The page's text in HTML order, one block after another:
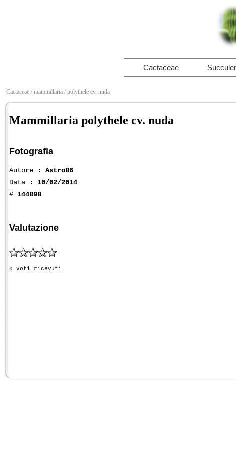
Cactaceae
Cactaceae / mammillaria / polythele cv. nuda
Mammillaria polythele cv. nuda
Fotografia
Autore : Astro86
Data : 10/02/2014
# 144898
Valutazione
0 voti ricevuti